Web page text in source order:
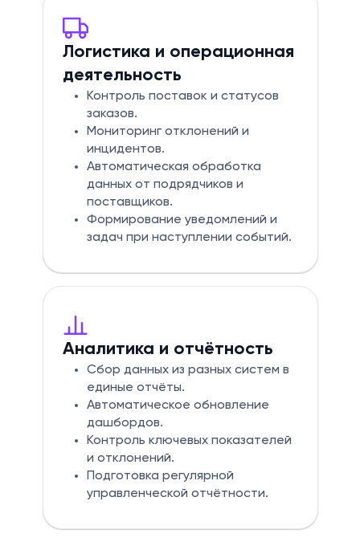
Логистика и операционная
деятельность
Контроль поставок и статусов
заказов.
Мониторинг отклонений и
инцидентов.
Автоматическая обработка
данных от подрядчиков и
поставщиков.
Формирование уведомлений и
задач при наступлении событий.
Аналитика и отчётность
Сбор данных из разных систем в
единые отчёты.
Автоматическое обновление
дашбордов.
Контроль ключевых показателей
и отклонений.
Подготовка регулярной
управленческой отчётности.